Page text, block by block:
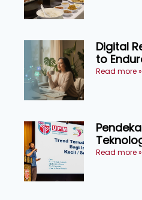
Digital
to
Pressure
Read more »
Read more »